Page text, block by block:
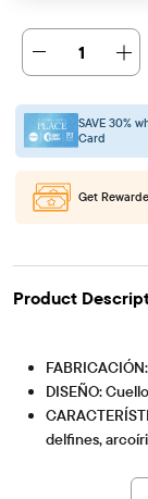
1
SAVE 30%
Card
Get
Product
DISEÑO:
delfines,